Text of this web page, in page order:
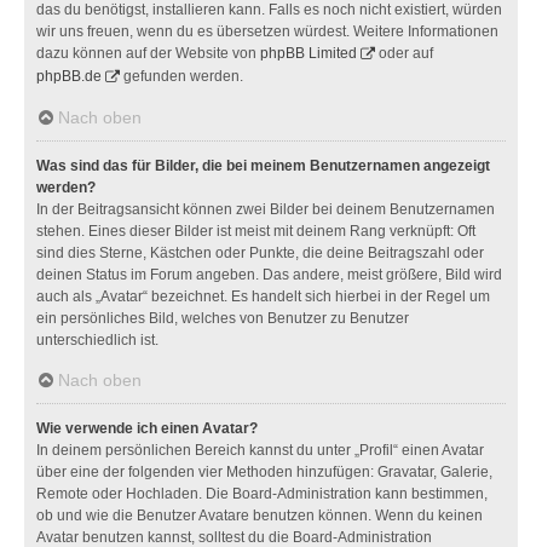
das du benötigst, installieren kann. Falls es noch nicht existiert, würden
wir uns freuen, wenn du es übersetzen würdest. Weitere Informationen
dazu können auf der Website von phpBB Limited
oder auf
phpBB.de
gefunden werden.
Nach oben
Was sind das für Bilder, die bei meinem Benutzernamen angezeigt
werden?
In der Beitragsansicht können zwei Bilder bei deinem Benutzernamen
stehen. Eines dieser Bilder ist meist mit deinem Rang verknüpft: Oft
sind dies Sterne, Kästchen oder Punkte, die deine Beitragszahl oder
deinen Status im Forum angeben. Das andere, meist größere, Bild wird
auch als „Avatar“ bezeichnet. Es handelt sich hierbei in der Regel um
ein persönliches Bild, welches von Benutzer zu Benutzer
unterschiedlich ist.
Nach oben
Wie verwende ich einen Avatar?
In deinem persönlichen Bereich kannst du unter „Profil“ einen Avatar
über eine der folgenden vier Methoden hinzufügen: Gravatar, Galerie,
Remote oder Hochladen. Die Board-Administration kann bestimmen,
ob und wie die Benutzer Avatare benutzen können. Wenn du keinen
Avatar benutzen kannst, solltest du die Board-Administration